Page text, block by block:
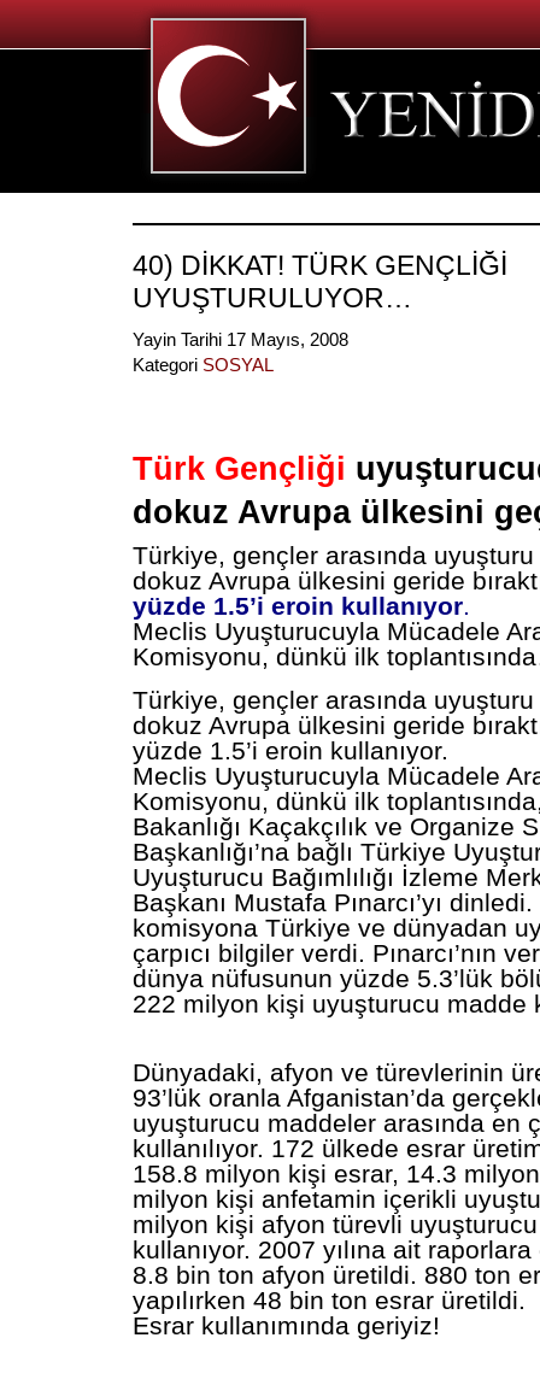
40) DİKKAT! TÜRK GENÇLİĞİ
UYUŞTURULUYOR…
Yayin Tarihi 17 Mayıs, 2008
Kategori SOSYAL
Türk Gençliği
dokuz Avrupa ülkesini
Türkiye, gençler arasında uyuşturu
dokuz Avrupa ülkesini geride
yüzde 1.5’i eroin kullanıyor.
Meclis Uyuşturucuyla Mücadele
Komisyonu, dünkü ilk
Türkiye, gençler arasında uyuşturu
dokuz Avrupa ülkesini geride
yüzde 1.5’i eroin kullanıyor.
Meclis Uyuşturucuyla Mücadele
Komisyonu, dünkü ilk
Bakanlığı Kaçakçılık ve Organize
Başkanlığı’na bağlı Türkiye
Uyuşturucu Bağımlılığı İzleme
Başkanı Mustafa Pınarcı’yı dinledi.
komisyona Türkiye ve dünyadan
çarpıcı bilgiler verdi. Pınarcı’nın
dünya nüfusunun yüzde 5.3’lük
222 milyon kişi uyuşturucu madde
Dünyadaki, afyon ve türevlerinin
93’lük oranla Afganistan’da
uyuşturucu maddeler arasında en
kullanılıyor. 172 ülkede esrar
158.8 milyon kişi esrar, 14.3
milyon kişi anfetamin içerikli
milyon kişi afyon türevli
kullanıyor. 2007 yılına ait
8.8 bin ton afyon üretildi. 880 ton
yapılırken 48 bin ton esrar üretildi.
Esrar kullanımında geriyiz!